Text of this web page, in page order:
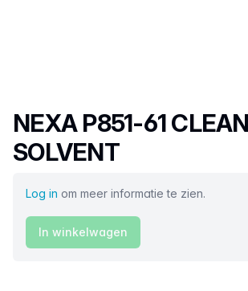
Productnaam
NEXA P851-61
SOLVENT
Log in om meer informatie te zien.
In winkelwagen